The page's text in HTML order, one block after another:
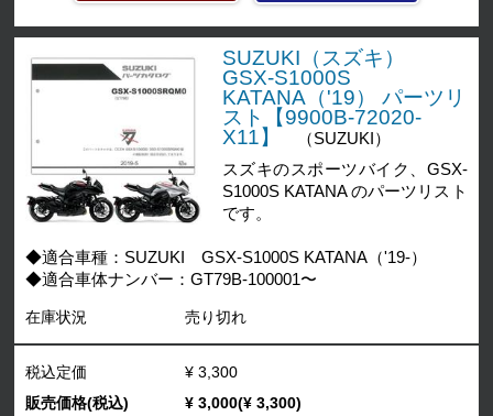
SUZUKI（スズキ）
GSX-S1000S
KATANA（'19） パーツリ
スト【9900B-72020-
X11】
（SUZUKI）
スズキのスポーツバイク、GSX-
S1000S KATANA のパーツリスト
です。
◆適合車種：SUZUKI GSX-S1000S KATANA（'19-）
◆適合車体ナンバー：GT79B-100001〜
在庫状況 売り切れ
税込定価
¥ 3,300
販売価格(税込)
¥ 3,000(¥ 3,300)